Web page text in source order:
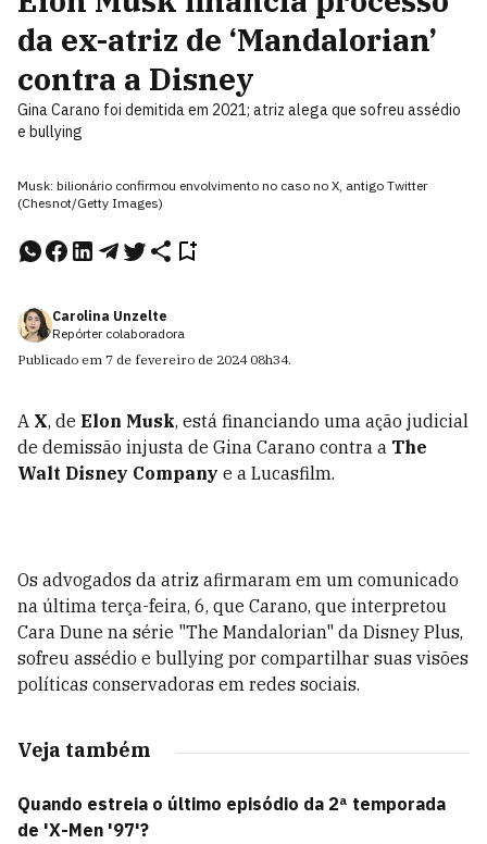
da ex-atriz de ‘Mandalorian’
contra a Disney
Gina Carano foi demitida em 2021; atriz alega que sofreu assédio
e bullying
Musk: bilionário confirmou envolvimento no caso no X, antigo Twitter
(Chesnot/Getty Images)
Carolina Unzelte
Repórter colaboradora
Publicado em 7 de fevereiro de 2024 08h34.
A X, de Elon Musk, está financiando uma ação judicial
de demissão injusta de Gina Carano contra a The
Walt Disney Company e a Lucasfilm.
Os advogados da atriz afirmaram em um comunicado
na última terça-feira, 6, que Carano, que interpretou
Cara Dune na série "The Mandalorian" da Disney Plus,
sofreu assédio e bullying por compartilhar suas visões
políticas conservadoras em redes sociais.
Veja também
Quando estreia o último episódio da 2ª temporada
de 'X-Men '97'?